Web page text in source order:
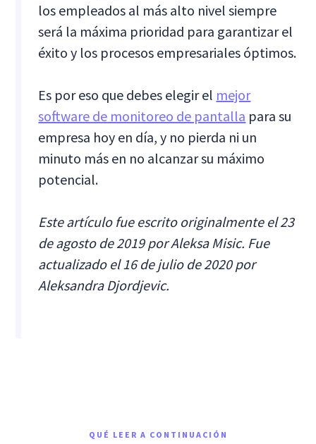
los empleados al más alto nivel siempre
será la máxima prioridad para garantizar el
éxito y los procesos empresariales óptimos.
Es por eso que debes elegir el mejor
software de monitoreo de pantalla para su
empresa hoy en día, y no pierda ni un
minuto más en no alcanzar su máximo
potencial.
Este artículo fue escrito originalmente el 23
de agosto de 2019 por Aleksa Misic. Fue
actualizado el 16 de julio de 2020 por
Aleksandra Djordjevic.
QUÉ LEER A CONTINUACIÓN